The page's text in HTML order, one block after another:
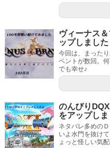
ヴィーナス
ップしました
今回は、まった
ベントが数回。
でも幸せ♪
のんびり
をアップし
ネタバレ多めの
いよ水門を抜け
ょっと怪しい気